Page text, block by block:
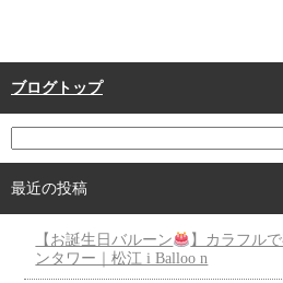
ブログトップ
最近の投稿
【お誕生日バルーン
】カラフル
ンタワー｜松江 i Balloo n